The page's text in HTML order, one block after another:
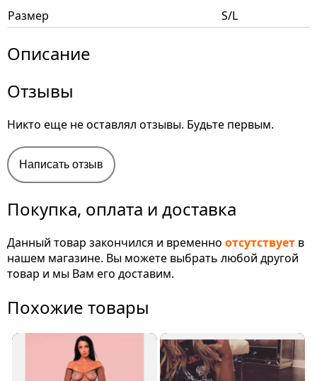
Размер S/L
Описание
Отзывы
Никто еще не оставлял отзывы. Будьте первым.
Написать отзыв
Покупка, оплата и доставка
Данный товар закончился и временно отсутствует в
нашем магазине. Вы можете выбрать любой другой
товар и мы Вам его доставим.
Похожие товары